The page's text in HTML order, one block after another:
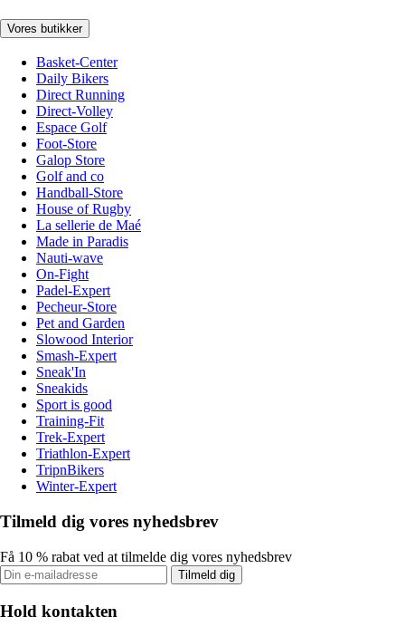
Vores butikker
Basket-Center
Daily Bikers
Direct Running
Direct-Volley
Espace Golf
Foot-Store
Galop Store
Golf and co
Handball-Store
House of Rugby
La sellerie de Maé
Made in Paradis
Nauti-wave
On-Fight
Padel-Expert
Pecheur-Store
Pet and Garden
Slowood Interior
Smash-Expert
Sneak'In
Sneakids
Sport is good
Training-Fit
Trek-Expert
Triathlon-Expert
TripnBikers
Winter-Expert
Tilmeld dig vores nyhedsbrev
Få 10 % rabat ved at tilmelde dig vores nyhedsbrev
Tilmeld dig
Hold kontakten